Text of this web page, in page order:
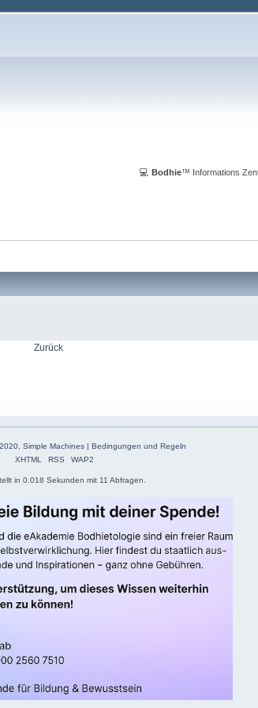
💻Bodhie™ Informations
Zurück
,Simple Machines |Bedingungen und Regeln
XHTML
RSS WAP2
in 0.018 Sekunden mit 11 Abfragen.